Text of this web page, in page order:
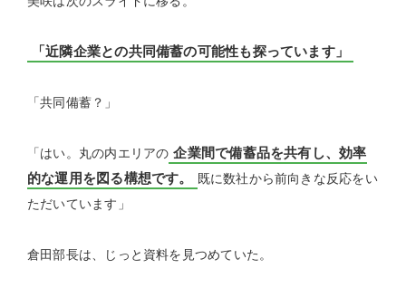
「近隣企業との共同備蓄の可能性も探っています」
「共同備蓄？」
「はい。丸の内エリアの 企業間で備蓄品を共有し、効率
的な運用を図る構想です。
既に数社から前向きな反応をい
ただいています」
倉田部長は、じっと資料を見つめていた。